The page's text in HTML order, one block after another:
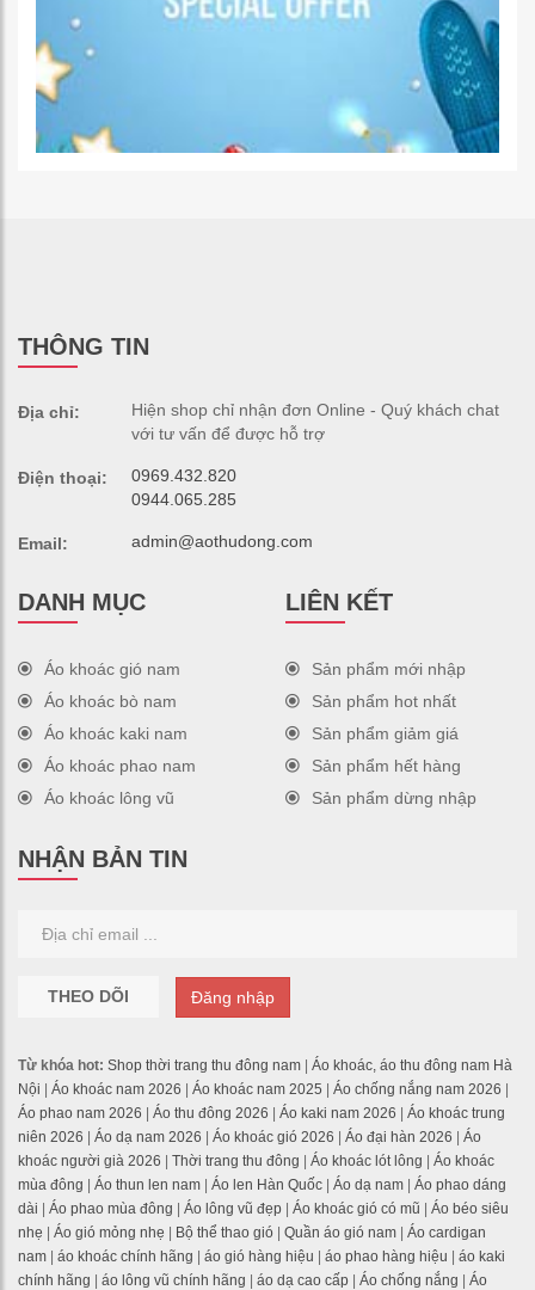
THÔNG TIN
Địa chỉ:
Hiện shop chỉ nhận đơn Online - Quý khách chat
với tư vấn để được hỗ trợ
Điện thoại:
0969.432.820
0944.065.285
Email: admin@aothudong.com
DANH MỤC
Áo khoác gió nam
Áo khoác bò nam
Áo khoác kaki nam
Áo khoác phao nam
Áo khoác lông vũ
LIÊN KẾT
Sản phẩm mới nhập
Sản phẩm hot nhất
Sản phẩm giảm giá
Sản phẩm hết hàng
Sản phẩm dừng nhập
NHẬN BẢN TIN
THEO DÕI Đăng nhập
Từ khóa hot: Shop thời trang thu đông nam
Áo khoác, áo thu đông nam Hà
Nội
Áo khoác nam 2026 Áo khoác nam 2025 Áo chống nắng nam 2026
Áo phao nam 2026
Áo thu đông 2026 Áo kaki nam 2026
Áo khoác trung
niên 2026
Áo dạ nam 2026 Áo khoác gió 2026 Áo đại hàn 2026
Áo
khoác người già 2026
Thời trang thu đông Áo khoác lót lông
Áo khoác
mùa đông
Áo thun len nam Áo len Hàn Quốc Áo dạ nam
Áo phao dáng
dài
Áo phao mùa đông Áo lông vũ đẹp Áo khoác gió có mũ
Áo béo siêu
nhẹ
Áo gió mỏng nhẹ Bộ thể thao gió Quần áo gió nam
Áo cardigan
nam
áo khoác chính hãng áo gió hàng hiệu áo phao hàng hiệu
áo kaki
chính hãng
áo lông vũ chính hãng áo dạ cao cấp Áo chống nắng Áo